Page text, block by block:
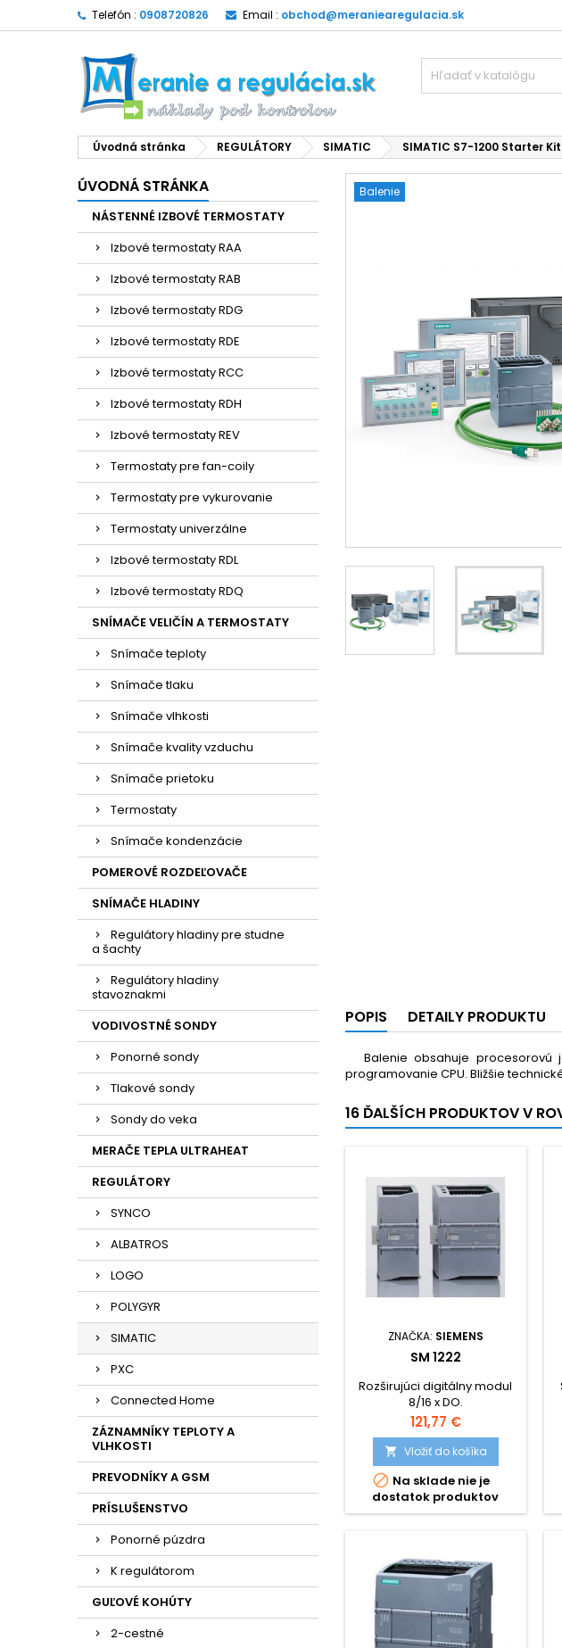
Telefón : 0908720826 Email : obchod@meraniearegulacia.sk
Úvodná stránka REGULÁTORY SIMATIC SIMATIC S7-1200 Starter Kit
ÚVODNÁ STRÁNKA
NÁSTENNÉ IZBOVÉ TERMOSTATY
Izbové termostaty RAA
Izbové termostaty RAB
Izbové termostaty RDG
Izbové termostaty RDE
Izbové termostaty RCC
Izbové termostaty RDH
Izbové termostaty REV
Termostaty pre fan-coily
Termostaty pre vykurovanie
Termostaty univerzálne
Izbové termostaty RDL
Izbové termostaty RDQ
SNÍMAČE VELIČÍN A TERMOSTATY
Snímače teploty
Snímače tlaku
Snímače vlhkosti
Snímače kvality vzduchu
Snímače prietoku
Termostaty
Snímače kondenzácie
POMEROVÉ ROZDEĽOVAČE
SNÍMAČE HLADINY
Regulátory hladiny pre studne
a šachty
Regulátory hladiny
stavoznakmi
VODIVOSTNÉ SONDY
Ponorné sondy
Tlakové sondy
Sondy do veka
MERAČE TEPLA ULTRAHEAT
REGULÁTORY
SYNCO
ALBATROS
LOGO
POLYGYR
SIMATIC
PXC
Connected Home
ZÁZNAMNÍKY TEPLOTY A
VLHKOSTI
PREVODNÍKY A GSM
PRÍSLUŠENSTVO
Ponorné púzdra
K regulátorom
GUĽOVÉ KOHÚTY
2-cestné
Balenie
POPIS DETAILY PRODUKTU
Balenie obsahuje procesorovú
programovanie CPU. Bližšie
16 ĎALŠÍCH PRODUKTOV V
ZNAČKA: SIEMENS
SM 1222
Rozširujúci digitálny modul
8/16 x DO.
Cena
121,77 €
 Vložiť do košíka
 Na sklade nie je
dostatok produktov